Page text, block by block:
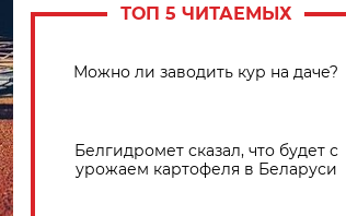
ТОП 5 ЧИТАЕМЫХ
Можно ли заводить кур на даче?
Белгидромет сказал, что будет с
урожаем картофеля в Беларуси